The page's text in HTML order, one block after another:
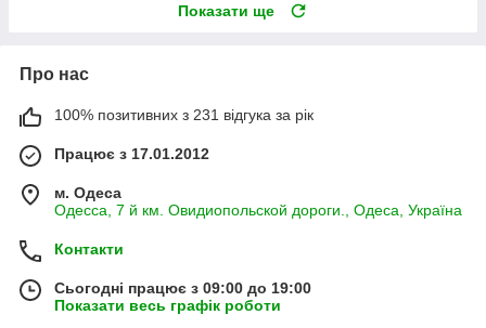
Показати ще
Про нас
100% позитивних з 231 відгука за рік
Працює з 17.01.2012
м. Одеса
Одесса, 7 й км. Овидиопольской дороги., Одеса, Україна
Контакти
Сьогодні працює з 09:00 до 19:00
Показати весь графік роботи